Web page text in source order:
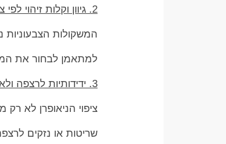
2. גיוון וקלות זיהוי לפי צבעים
המשקולות
למתאמן לבחור את
3. ידידותיות לרצפה ולאזור האימון
ציפוי הניאופרן לא
שריטות או נזקים